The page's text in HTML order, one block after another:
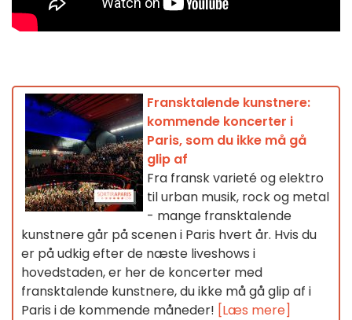
Fransktalende kunstnere:
kommende koncerter i
Paris, som du ikke må gå
glip af
Fra fransk varieté og elektro
til urban musik, rock og metal
- mange fransktalende
kunstnere går på scenen i Paris hvert år. Hvis du
er på udkig efter de næste liveshows i
hovedstaden, er her de koncerter med
fransktalende kunstnere, du ikke må gå glip af i
Paris i de kommende måneder! [Læs mere]